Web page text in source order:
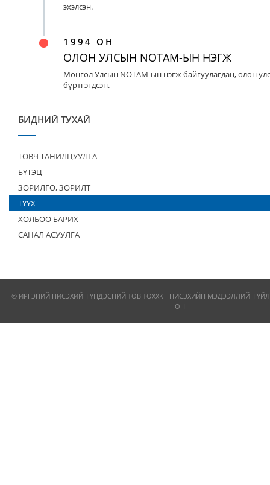
эхэлсэн.
1994 ОН
ОЛОН УЛСЫН NOTAM-ЫН НЭГЖ
Монгол Улсын NOTAM-ын нэгж байгуулагдан, олон
бүртгэгдсэн.
БИДНИЙ ТУХАЙ
ТОВЧ ТАНИЛЦУУЛГА
БҮТЭЦ
ЗОРИЛГО, ЗОРИЛТ
ТҮҮХ
ХОЛБОО БАРИХ
САНАЛ АСУУЛГА
© ИРГЭНИЙ НИСЭХИЙН ҮНДЭСНИЙ ТӨВ ТӨХХК - НИСЭХИЙН МЭДЭЭЛЛИЙН
ОН